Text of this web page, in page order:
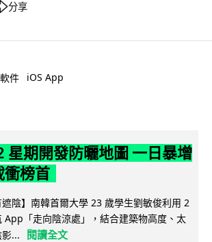
分享
件 iOS App
星期開發防曬地圖 一日暴增
衝榜首
遮陰】南韓首爾大學 23 歲學生劉敏俊利用 2
App「走向陰涼處」，結合建築物高度、太
...
閱讀全文